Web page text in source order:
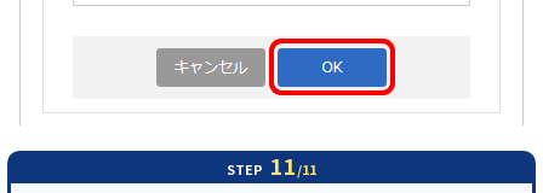
STEP 11/11